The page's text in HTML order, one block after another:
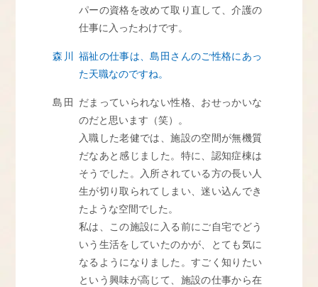
パーの資格を改めて取り直して、介護の
仕事に入ったわけです。
森川
福祉の仕事は、島田さんのご性格にあっ
た天職なのですね。
島田
だまっていられない性格、おせっかいな
のだと思います（笑）。
入職した老健では、施設の空間が無機質
だなあと感じました。特に、認知症棟は
そうでした。入所されている方の長い人
生が切り取られてしまい、迷い込んでき
たような空間でした。
私は、この施設に入る前にご自宅でどう
いう生活をしていたのかが、とても気に
なるようになりました。すごく知りたい
という興味が高じて、施設の仕事から在